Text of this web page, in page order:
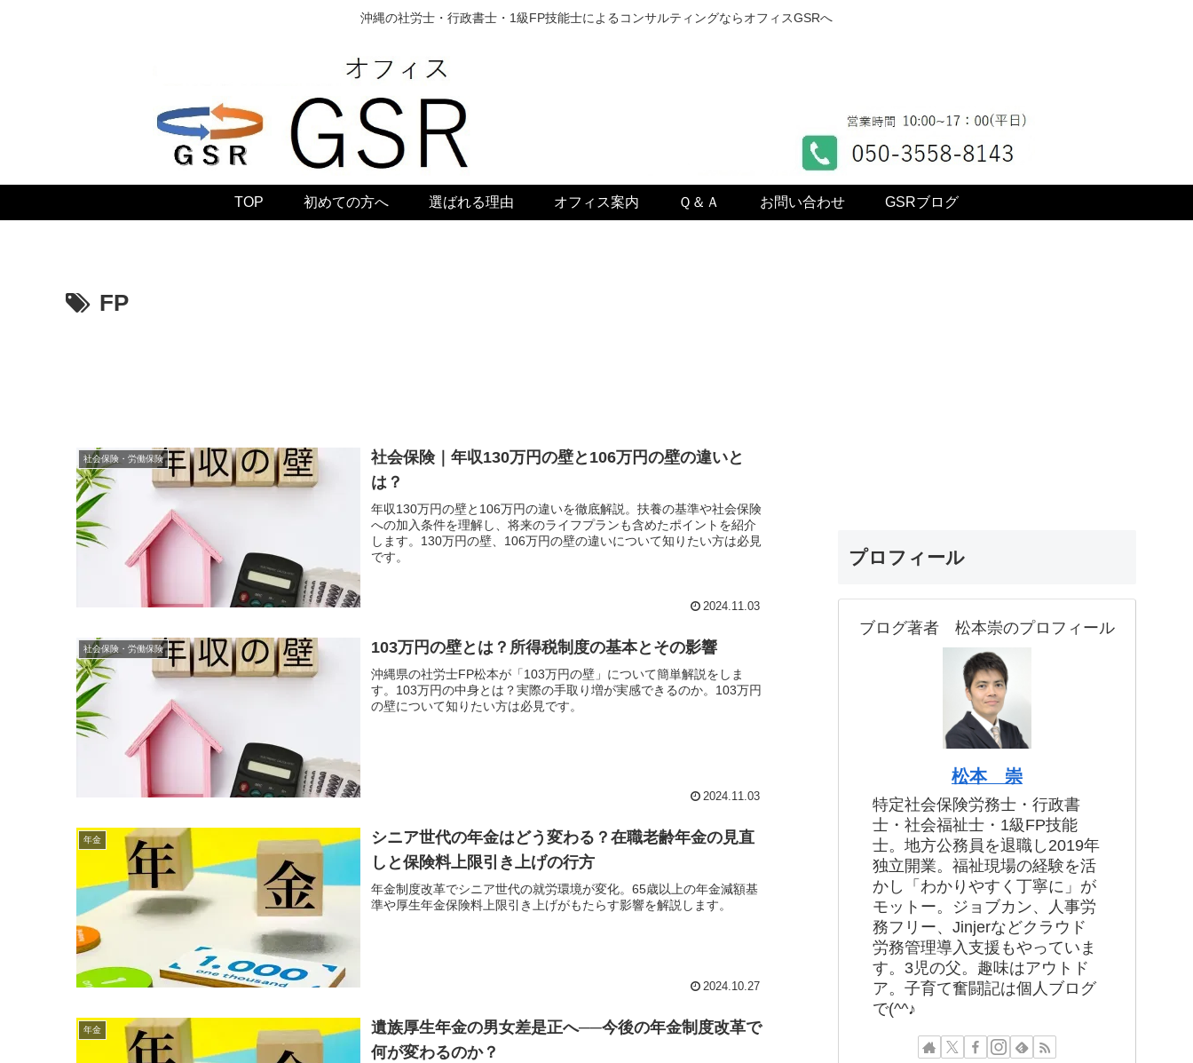
沖縄の社労士・行政書士・1級FP技能士によるコンサルティングならオフィスGSRへ
TOP 初めての方へ 選ばれる理由 オフィス案内 Ｑ＆Ａ お問い合わせ GSRブログ
FP
社会保険・労働保険
社会保険｜年収130万円の壁と106万円の壁の違いと
は？
年収130万円の壁と106万円の違いを徹底解説。扶養の基準や社会保険
への加入条件を理解し、将来のライフプランも含めたポイントを紹介
します。130万円の壁、106万円の壁の違いについて知りたい方は必見
です。
2024.11.03
社会保険・労働保険 103万円の壁とは？所得税制度の基本とその影響
沖縄県の社労士FP松本が「103万円の壁」について簡単解説をしま
す。103万円の中身とは？実際の手取り増が実感できるのか。103万円
の壁について知りたい方は必見です。
2024.11.03
年金
シニア世代の年金はどう変わる？在職老齢年金の見直
しと保険料上限引き上げの行方
年金制度改革でシニア世代の就労環境が変化。65歳以上の年金減額基
準や厚生年金保険料上限引き上げがもたらす影響を解説します。
2024.10.27
年金
遺族厚生年金の男女差是正へ──今後の年金制度改革で
何が変わるのか？
プロフィール
ブログ著者 松本崇のプロフィール
松本 崇
特定社会保険労務士・行政書
士・社会福祉士・1級FP技能
士。地方公務員を退職し2019年
独立開業。福祉現場の経験を活
かし「わかりやすく丁寧に」が
モットー。ジョブカン、人事労
務フリー、Jinjerなどクラウド
労務管理導入支援もやっていま
す。3児の父。趣味はアウトド
ア。子育て奮闘記は個人ブログ
で(^^♪